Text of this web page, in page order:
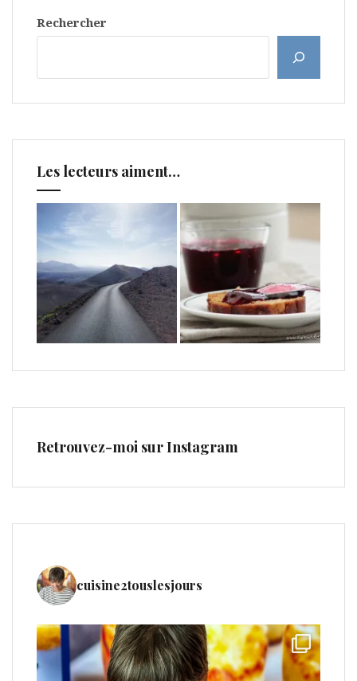
Rechercher
Les lecteurs aiment…
Retrouvez-moi sur Instagram
cuisine2touslesjours